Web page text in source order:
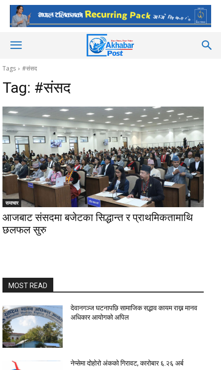
Tags #संसद
Tag: #संसद
समाचार
आजबाट संसदमा बजेटका सिद्धान्त र प्राथमिकतामाथि
छलफल सुरु
MOST READ
देवानगञ्ज घटनापछि सामाजिक सद्भाव कायम राख्न मानव
अधिकार आयोगको अपिल
नेप्सेमा दोहोरो अंकको गिरावट, कारोबार ६.२६ अर्ब